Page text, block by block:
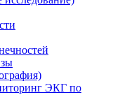
ЭКГ по